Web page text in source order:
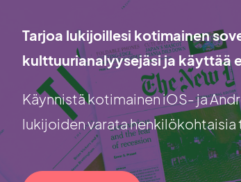
Tarjoa lukijoillesi kotimainen
kulttuurianalyysejäsi ja käyttää
Käynnistä kotimainen iOS- ja
lukijoiden varata henkilökohtaisia